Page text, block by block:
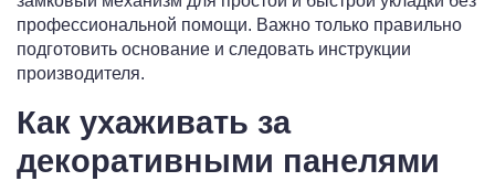
профессиональной помощи. Важно только правильно
подготовить основание и следовать инструкции
производителя.
Как ухаживать за
декоративными панелями